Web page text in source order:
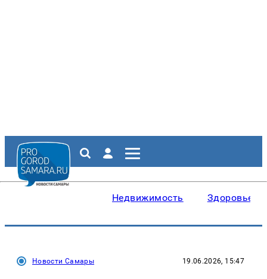
Недвижимость Здоровье
Новости Самары 19.06.2026, 15:47